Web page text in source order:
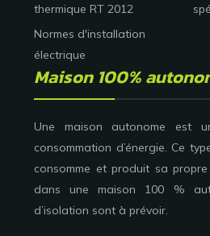
thermique RT 2012
Normes d'installation
électrique
Maison 100%
Une maison autonome est
consommation d’énergie. Ce
consomme et produit sa
dans une maison 100 %
d’isolation sont à prévoir.